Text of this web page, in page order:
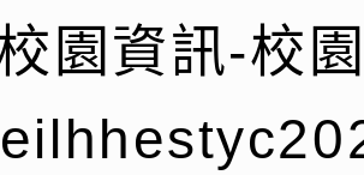
程位素養講師名單
位內容與教學軟
陸委員會函釋公
園資訊-校